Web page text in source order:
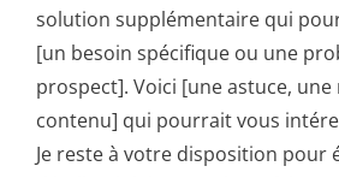
solution supplémentaire qui
[un besoin spécifique ou une
prospect]. Voici [une astuce,
contenu] qui pourrait vous
Je reste à votre disposition pour